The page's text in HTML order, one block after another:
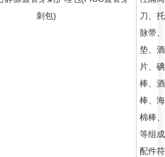
刺包)
刀、
脉带
垫、
片、
棒、
棒、
棉棒
等组
配件